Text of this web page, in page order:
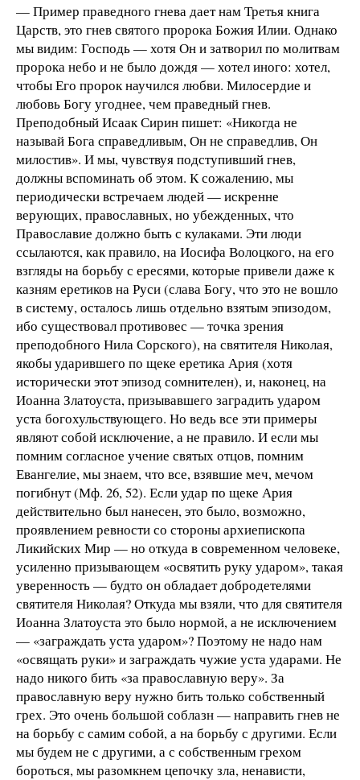
— Пример праведного гнева дает нам Третья книга
Царств, это гнев святого пророка Божия Илии. Однако
мы видим: Господь — хотя Он и затворил по молитвам
пророка небо и не было дождя — хотел иного: хотел,
чтобы Его пророк научился любви. Милосердие и
любовь Богу угоднее, чем праведный гнев.
Преподобный Исаак Сирин пишет: «Никогда не
называй Бога справедливым, Он не справедлив, Он
милостив». И мы, чувствуя подступивший гнев,
должны вспоминать об этом. К сожалению, мы
периодически встречаем людей — искренне
верующих, православных, но убежденных, что
Православие должно быть с кулаками. Эти люди
ссылаются, как правило, на Иосифа Волоцкого, на его
взгляды на борьбу с ересями, которые привели даже к
казням еретиков на Руси (слава Богу, что это не вошло
в систему, осталось лишь отдельно взятым эпизодом,
ибо существовал противовес — точка зрения
преподобного Нила Сорского), на святителя Николая,
якобы ударившего по щеке еретика Ария (хотя
исторически этот эпизод сомнителен), и, наконец, на
Иоанна Златоуста, призывавшего заградить ударом
уста богохульствующего. Но ведь все эти примеры
являют собой исключение, а не правило. И если мы
помним согласное учение святых отцов, помним
Евангелие, мы знаем, что все, взявшие меч, мечом
погибнут (Мф. 26, 52). Если удар по щеке Ария
действительно был нанесен, это было, возможно,
проявлением ревности со стороны архиепископа
Ликийских Мир — но откуда в современном человеке,
усиленно призывающем «освятить руку ударом», такая
уверенность — будто он обладает добродетелями
святителя Николая? Откуда мы взяли, что для святителя
Иоанна Златоуста это было нормой, а не исключением
— «заграждать уста ударом»? Поэтому не надо нам
«освящать руки» и заграждать чужие уста ударами. Не
надо никого бить «за православную веру». За
православную веру нужно бить только собственный
грех. Это очень большой соблазн — направить гнев не
на борьбу с самим собой, а на борьбу с другими. Если
мы будем не с другими, а с собственным грехом
бороться, мы разомкнем цепочку зла, ненависти,